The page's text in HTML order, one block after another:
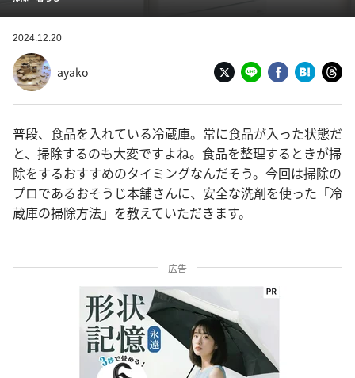
2024.12.20
ayako
普段、食品を入れている冷蔵庫。常に食品が入った状態だ
と、掃除するのも大変ですよね。食品を整理するときが掃
除をするおすすめのタイミングなんだそう。今回は掃除の
プロであるおそうじ本舗さんに、安全な洗剤を使った「冷
蔵庫の掃除方法」を教えていただきます。
広告